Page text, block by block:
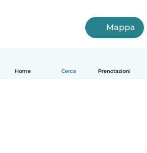
Home Cerca Prenotazioni
Mappa